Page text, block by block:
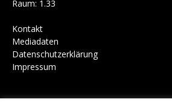
Raum: 1.33
Kontakt
Mediadaten
Datenschutzerklärung
Impressum